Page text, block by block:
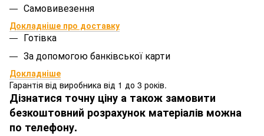
Самовивезення
Докладніше про доставку
Готівка
За допомогою банківської карти
Докладніше
Гарантія від виробника від 1 до 3 років.
Дізнатися точну ціну а також замовити
безкоштовний розрахунок матеріалів можна
по телефону.